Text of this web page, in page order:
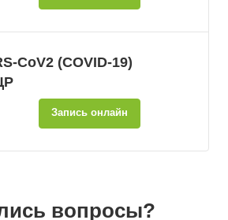
CoV2 (COVID-19)
Запись онлайн
вопросы?